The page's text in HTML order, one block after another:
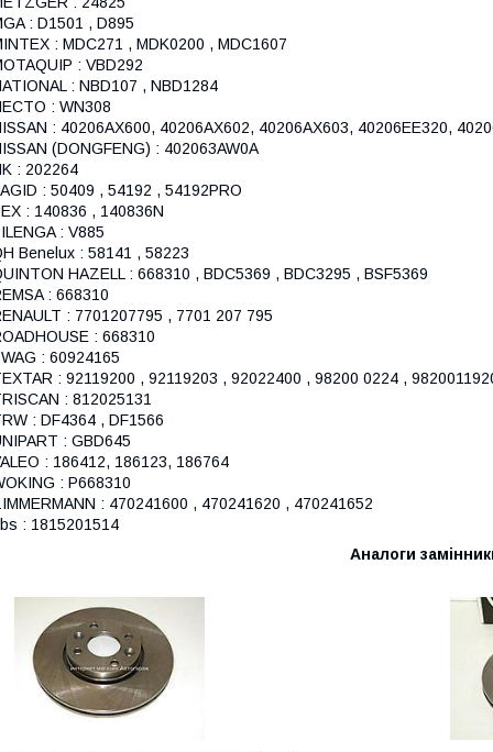
: D1501 , D895
: MDC271 , MDK0200 , MDC1607
: VBD292
: NBD107 , NBD1284
: WN308
: 40206AX600, 40206AX602, 40206AX603, 40206EE320,
(DONGFENG) : 402063AW0A
: 202264
: 50409 , 54192 , 54192PRO
: 140836 , 140836N
: V885
Benelux : 58141 , 58223
HAZELL : 668310 , BDC5369 , BDC3295 , BSF5369
: 668310
: 7701207795 , 7701 207 795
: 668310
: 60924165
: 92119200 , 92119203 , 92022400 , 98200 0224 ,
: 812025131
: DF4364 , DF1566
: GBD645
: 186412, 186123, 186764
: P668310
: 470241600 , 470241620 , 470241652
: 1815201514
Аналоги